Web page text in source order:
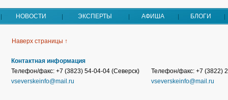
НОВОСТИ ЭКСПЕРТЫ АФИША БЛОГИ
Наверх страницы ↑
Контактная информация
Телефон/факс: +7 (3823) 54-04-04 (Северск)
vseverskeinfo@mail.ru
Телефон/факс: +7 (3822)
vseverskeinfo@mail.ru